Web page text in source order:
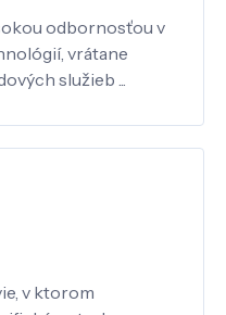
odbornosťou v
vrátane
služieb ...
v ktorom